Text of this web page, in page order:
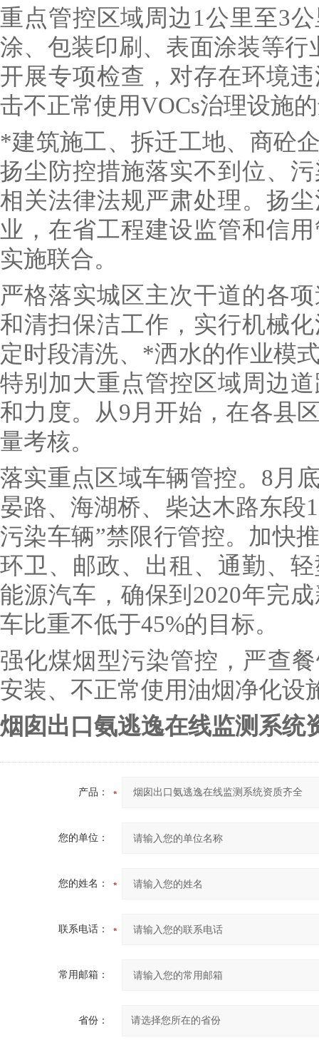
重点管控区域周边1公里至3
涂、包装印刷、表面涂装等行
开展专项检查，对存在环境
击不正常使用VOCs治理设施
*建筑施工、拆迁工地、商砼
扬尘防控措施落实不到位、
相关法律法规严肃处理。扬
业，在省工程建设监管和信
实施联合。
严格落实城区主次干道的各
和清扫保洁工作，实行机械
定时段清洗、*洒水的作业模
特别加大重点管控区域周边
和力度。从9月开始，在各县
量考核。
落实重点区域车辆管控。8月
晏路、海湖桥、柴达木路东段
污染车辆”禁限行管控。加快
环卫、邮政、出租、通勤、
能源汽车，确保到2020年完
车比重不低于45%的目标。
强化煤烟型污染管控，严查
安装、不正常使用油烟净化设
烟囱出口氨逃逸在线监测系统
产品：
您的单位：
您的姓名：
联系电话：
常用邮箱：
省份：